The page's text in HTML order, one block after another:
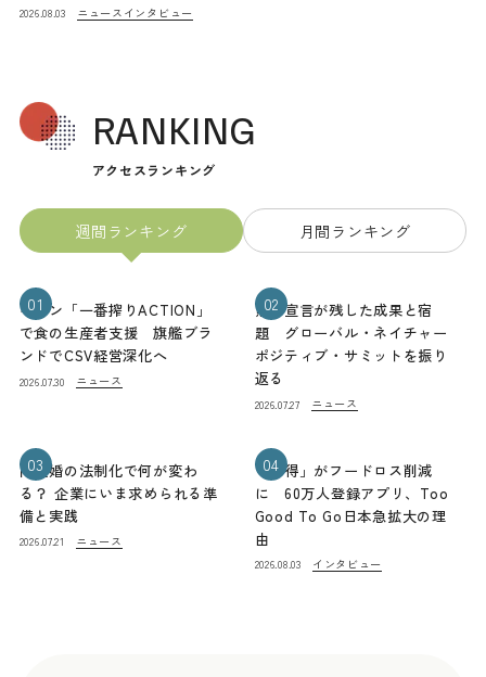
2026.08.03 ニュース インタビュー
RANKING
アクセスランキング
週間ランキング 月間ランキング
01
キリン「一番搾りACTION」
で食の生産者支援 旗艦ブラ
ンドでCSV経営深化へ
2026.07.30 ニュース
02
熊本宣言が残した成果と宿
題 グローバル・ネイチャー
ポジティブ・サミットを振り
返る
2026.07.27 ニュース
03
同性婚の法制化で何が変わ
る？ 企業にいま求められる準
備と実践
2026.07.21 ニュース
04
「お得」がフードロス削減
に 60万人登録アプリ、Too
Good To Go日本急拡大の理
由
2026.08.03 インタビュー